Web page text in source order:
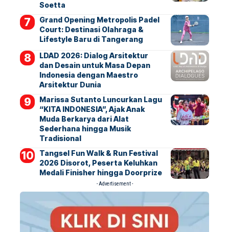
Soetta
Grand Opening Metropolis Padel
Court: Destinasi Olahraga &
Lifestyle Baru di Tangerang
LDAD 2026: Dialog Arsitektur
dan Desain untuk Masa Depan
Indonesia dengan Maestro
Arsitektur Dunia
Marissa Sutanto Luncurkan Lagu
“KITA INDONESIA”, Ajak Anak
Muda Berkarya dari Alat
Sederhana hingga Musik
Tradisional
Tangsel Fun Walk & Run Festival
2026 Disorot, Peserta Keluhkan
Medali Finisher hingga Doorprize
- Advertisement -